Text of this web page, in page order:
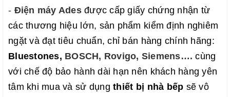
- Điện máy Ades được cấp giấy chứng nhận từ
các thương hiệu lớn, sản phẩm kiểm định nghiêm
ngặt và đạt tiêu chuẩn, chỉ bán hàng chính hãng:
Bluestones, BOSCH, Rovigo, Siemens…. cùng
với chế độ bảo hành dài hạn nên khách hàng yên
tâm khi mua và sử dụngthiết bị nhà bếp sẽ vô